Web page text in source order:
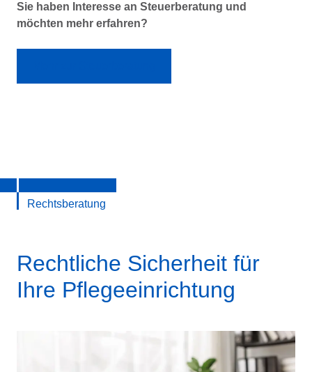
Sie haben Interesse an Steuerberatung und
möchten mehr erfahren?
Rechtsberatung
Rechtliche Sicherheit für
Ihre Pflegeeinrichtung